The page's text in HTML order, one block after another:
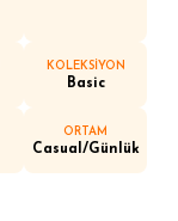
KOLEKSİYON
Basic
ORTAM
Casual/Günlük